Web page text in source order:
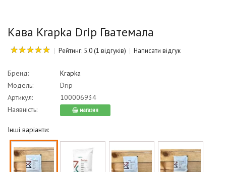
Кава Krapka Drip Гватемала
Рейтинг: 5.0(1 відгуків) Написати відгук
Бренд:
Krapka
Модель:
Drip
Артикул:
100006934
Наявність:
магазин
Інші варіанти: